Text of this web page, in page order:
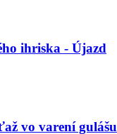
ihriska - Újazd
vo varení gulášu